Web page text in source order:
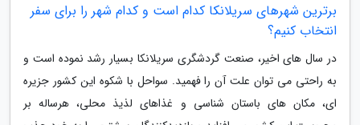
برترین شهرهای سریلانکا کدام است و کدام شهر را برای سفر
انتخاب کنیم؟
در سال های اخیر، صنعت گردشگری سریلانکا بسیار رشد نموده است و
به راحتی می توان علت آن را فهمید. سواحل با شکوه این کشور جزیره
ای، مکان های باستان شناسی و غذاهای لذیذ محلی، هرساله بر